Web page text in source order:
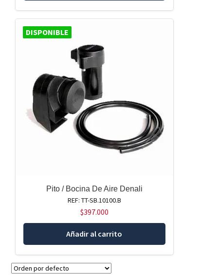
DISPONIBLE
Pito / Bocina De Aire Denali
REF: TT-SB.10100.B
$397.000
Añadir al carrito